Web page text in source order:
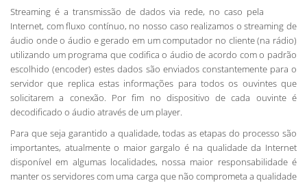
Streaming é a transmissão de dados via rede, no caso pela
Internet, com fluxo contínuo, no nosso caso realizamos o streaming de
áudio onde o áudio e gerado em um computador no cliente (na rádio)
utilizando um programa que codifica o áudio de acordo com o padrão
escolhido (encoder) estes dados são enviados constantemente para o
servidor que replica estas informações para todos os ouvintes que
solicitarem a conexão. Por fim no dispositivo de cada ouvinte é
decodificado o áudio através de um player.
Para que seja garantido a qualidade, todas as etapas do processo são
importantes, atualmente o maior gargalo é na qualidade da Internet
disponível em algumas localidades, nossa maior responsabilidade é
manter os servidores com uma carga que não comprometa a qualidade